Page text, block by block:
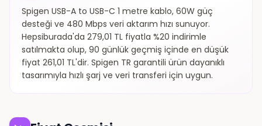
Spigen USB-A to USB-C 1 metre kablo, 60W güç
desteği ve 480 Mbps veri aktarım hızı sunuyor.
Hepsiburada'da 279,01 TL fiyatla %20 indirimle
satılmakta olup, 90 günlük geçmiş içinde en düşük
fiyat 261,01 TL'dir. Spigen TR garantili ürün dayanıklı
tasarımıyla hızlı şarj ve veri transferi için uygun.